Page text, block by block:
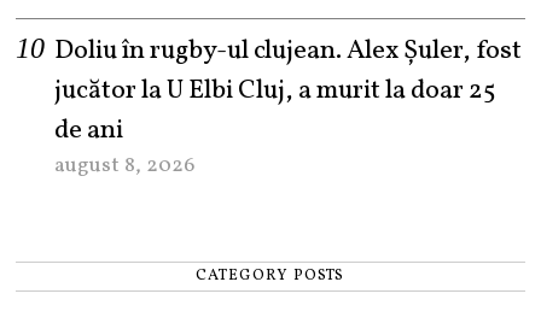
Doliu în rugby-ul clujean. Alex Șuler, fost
jucător la U Elbi Cluj, a murit la doar 25
de ani
august 8, 2026
CATEGORY POSTS